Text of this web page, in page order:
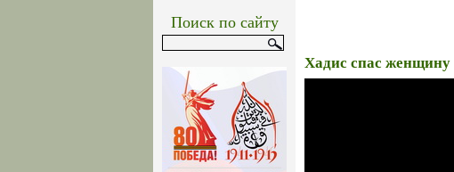
Поиск по сайту
Хадис спас женщину